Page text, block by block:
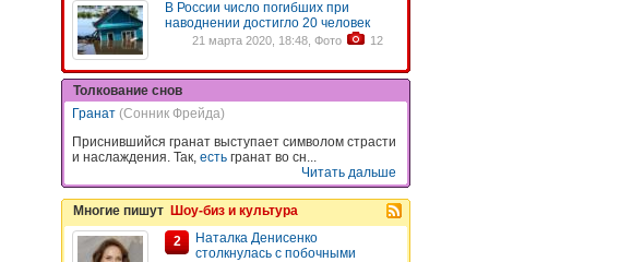
В России число погибших при
наводнении достигло 20 человек
21 марта 2020, 18:48, Фото 12
Толкование снов
Гранат (Сонник Фрейда)
Приснившийся гранат выступает символом страсти
и наслаждения. Так, есть гранат во сн...
Читать дальше
Многие пишут Шоу-биз и культура
2
Наталка Денисенко
столкнулась с побочными